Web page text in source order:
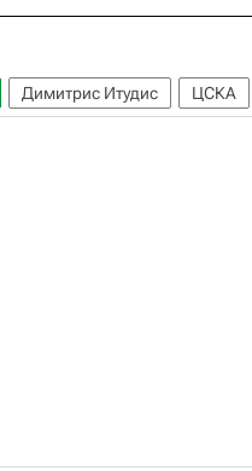
Димитрис Итудис ЦСКА